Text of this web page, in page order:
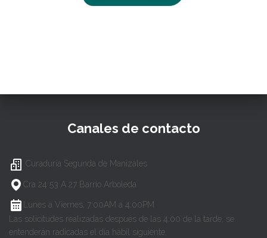
Canales de contacto
Curaduría Segunda de Manizales
Cra 24 53 A 27 Barrio Arboleda
Lunes a Viernes, 7:00AM a 4:00PM
Las solicitudes realizadas después de las 4:00 de la tarde, se
entenderán radicadas el día hábil siguiente.